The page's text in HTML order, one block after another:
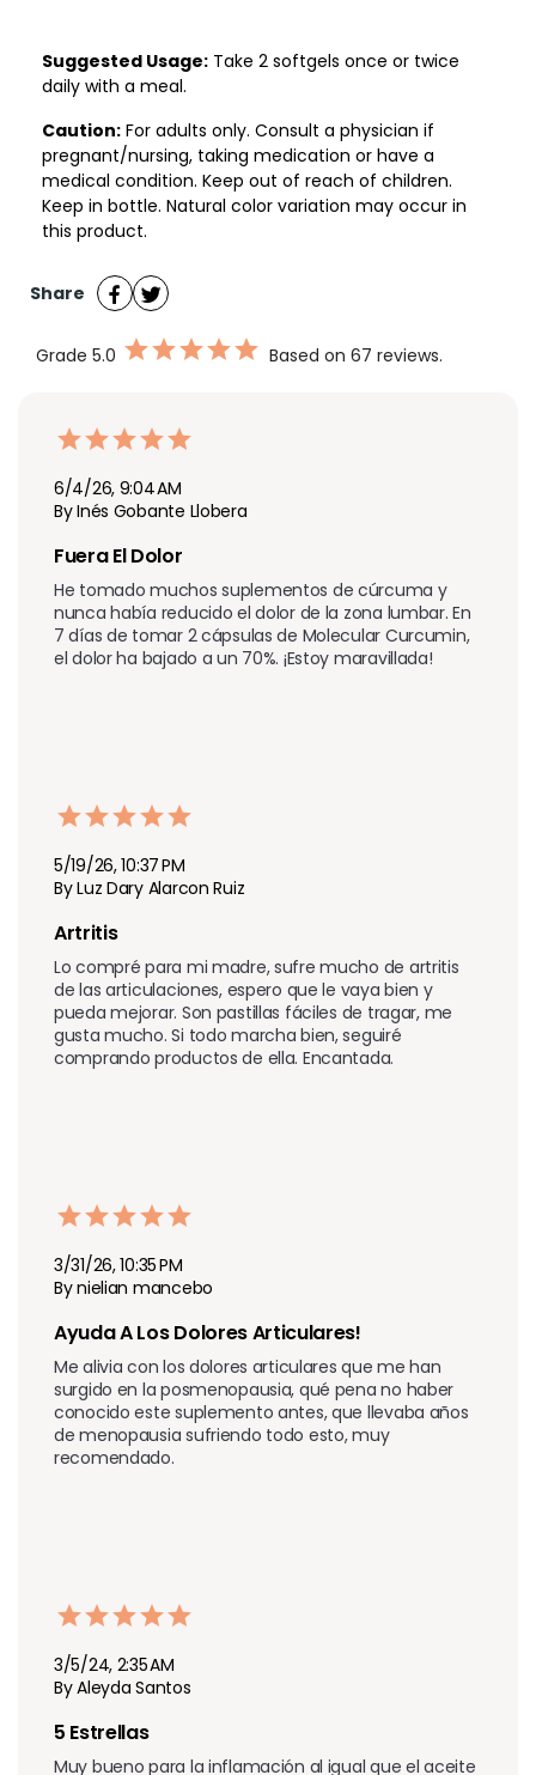
Suggested Usage: Take 2 softgels once or twice
daily with a meal.
Caution: For adults only. Consult a physician if
pregnant/nursing, taking medication or have a
medical condition. Keep out of reach of children.
Keep in bottle. Natural color variation may occur in
this product.
Share
Grade 5.0 Based on 67 reviews.
6/4/26, 9:04 AM
By Inés Gobante Llobera
Fuera El Dolor
He tomado muchos suplementos de cúrcuma y
nunca había reducido el dolor de la zona lumbar. En
7 días de tomar 2 cápsulas de Molecular Curcumin,
el dolor ha bajado a un 70%. ¡Estoy maravillada!
5/19/26, 10:37 PM
By Luz Dary Alarcon Ruiz
Artritis
Lo compré para mi madre, sufre mucho de artritis
de las articulaciones, espero que le vaya bien y
pueda mejorar. Son pastillas fáciles de tragar, me
gusta mucho. Si todo marcha bien, seguiré
comprando productos de ella. Encantada.
3/31/26, 10:35 PM
By nielian mancebo
Ayuda A Los Dolores Articulares!
Me alivia con los dolores articulares que me han
surgido en la posmenopausia, qué pena no haber
conocido este suplemento antes, que llevaba años
de menopausia sufriendo todo esto, muy
recomendado.
3/5/24, 2:35 AM
By Aleyda Santos
5 Estrellas
Muy bueno para la inflamación al igual que el aceite